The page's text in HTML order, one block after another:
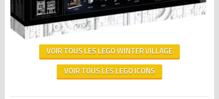
VOIR TOUS LES LEGO WINTER VILLAGE
VOIR TOUS LES LEGO ICONS